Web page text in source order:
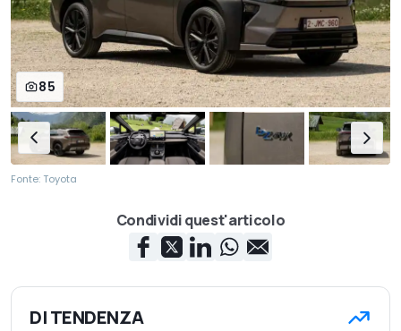
85
Fonte: Toyota
Condividi quest'articolo
DI TENDENZA